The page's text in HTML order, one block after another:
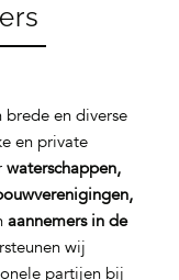
brede en diverse
en private
waterschappen,
aannemers in de
wij
partijen bij